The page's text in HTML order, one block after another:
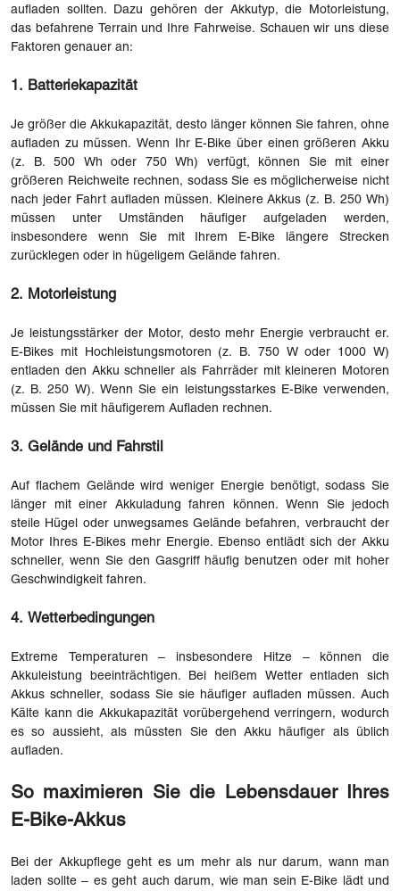
aufladen sollten. Dazu gehören der Akkutyp, die Motorleistung,
das befahrene Terrain und Ihre Fahrweise. Schauen wir uns diese
Faktoren genauer an:
1. Batteriekapazität
Je größer die Akkukapazität, desto länger können Sie fahren, ohne
aufladen zu müssen. Wenn Ihr E-Bike über einen größeren Akku
(z. B. 500 Wh oder 750 Wh) verfügt, können Sie mit einer
größeren Reichweite rechnen, sodass Sie es möglicherweise nicht
nach jeder Fahrt aufladen müssen. Kleinere Akkus (z. B. 250 Wh)
müssen unter Umständen häufiger aufgeladen werden,
insbesondere wenn Sie mit Ihrem E-Bike längere Strecken
zurücklegen oder in hügeligem Gelände fahren.
2. Motorleistung
Je leistungsstärker der Motor, desto mehr Energie verbraucht er.
E-Bikes mit Hochleistungsmotoren (z. B. 750 W oder 1000 W)
entladen den Akku schneller als Fahrräder mit kleineren Motoren
(z. B. 250 W). Wenn Sie ein leistungsstarkes E-Bike verwenden,
müssen Sie mit häufigerem Aufladen rechnen.
3. Gelände und Fahrstil
Auf flachem Gelände wird weniger Energie benötigt, sodass Sie
länger mit einer Akkuladung fahren können. Wenn Sie jedoch
steile Hügel oder unwegsames Gelände befahren, verbraucht der
Motor Ihres E-Bikes mehr Energie. Ebenso entlädt sich der Akku
schneller, wenn Sie den Gasgriff häufig benutzen oder mit hoher
Geschwindigkeit fahren.
4. Wetterbedingungen
Extreme Temperaturen – insbesondere Hitze – können die
Akkuleistung beeinträchtigen. Bei heißem Wetter entladen sich
Akkus schneller, sodass Sie sie häufiger aufladen müssen. Auch
Kälte kann die Akkukapazität vorübergehend verringern, wodurch
es so aussieht, als müssten Sie den Akku häufiger als üblich
aufladen.
So maximieren Sie die Lebensdauer Ihres
E-Bike-Akkus
Bei der Akkupflege geht es um mehr als nur darum, wann man
laden sollte – es geht auch darum, wie man sein E-Bike lädt und